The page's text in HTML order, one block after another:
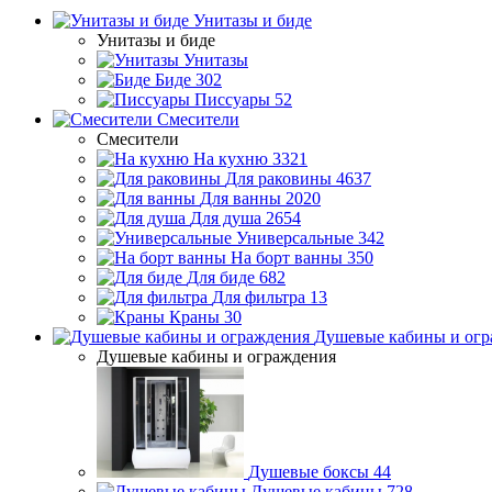
Унитазы и биде
Унитазы и биде
Унитазы
Биде 302
Писсуары 52
Смесители
Смесители
На кухню 3321
Для раковины 4637
Для ванны 2020
Для душа 2654
Универсальные 342
На борт ванны 350
Для биде 682
Для фильтра 13
Краны 30
Душевые кабины и
Душевые кабины и ограждения
Душевые боксы 44